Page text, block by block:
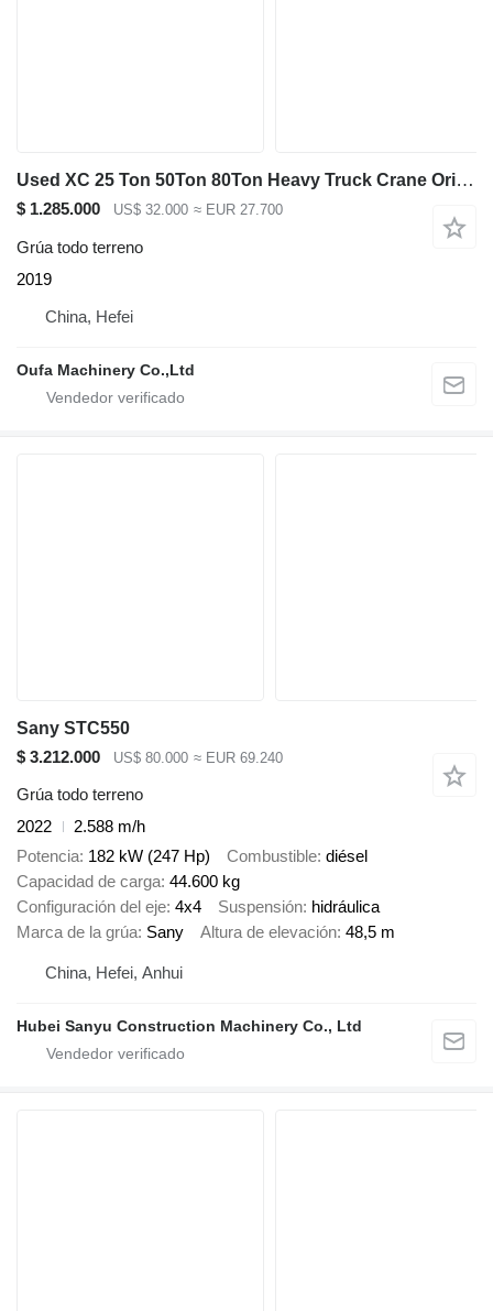
Used XC 25 Ton 50Ton 80Ton Heavy Truck Crane Original Crane With
$ 1.285.000 US$ 32.000 ≈ EUR 27.700
Grúa todo terreno
2019
China, Hefei
Oufa Machinery Co.,Ltd
Sany STC550
$ 3.212.000
US$ 80.000 ≈ EUR 69.240
Grúa todo terreno
2022
2.588 m/h
Potencia 182 kW (247 Hp) Combustible diésel
Capacidad de carga 44.600 kg
Configuración del eje 4x4 Suspensión hidráulica
Marca de la grúa Sany Altura de elevación 48,5 m
China, Hefei, Anhui
Hubei Sanyu Construction Machinery Co., Ltd